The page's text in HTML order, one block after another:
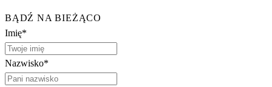
BĄDŹ NA BIEŻĄCO
Imię*
Nazwisko*